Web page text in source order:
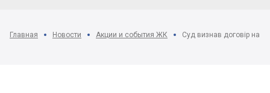
Главная Новости Акции и события ЖК Суд визнав договір на